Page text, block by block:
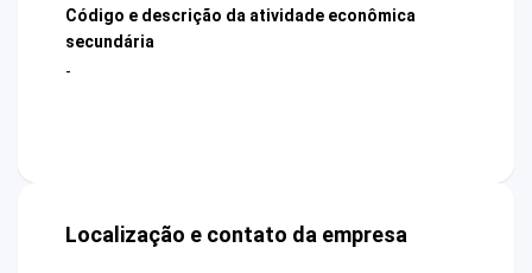
Código e descrição da atividade econômica
secundária
-
Localização e contato da empresa